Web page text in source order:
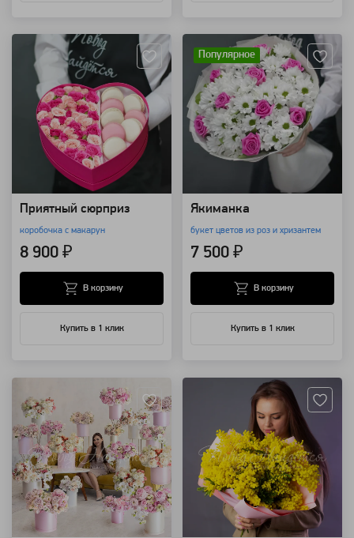
Приятный сюрприз
коробочка с макарун
8 900 ₽
Купить в 1 клик
В корзину
Популярное
Якиманка
букет цветов из роз и хризантем
7 500 ₽
Купить в 1 клик
В корзину